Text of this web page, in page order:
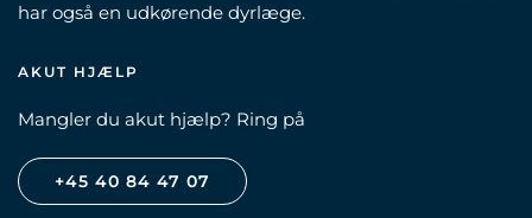
har også en udkørende dyrlæge.
AKUT HJÆLP
Mangler du akut hjælp? Ring på
+45 40 84 47 07